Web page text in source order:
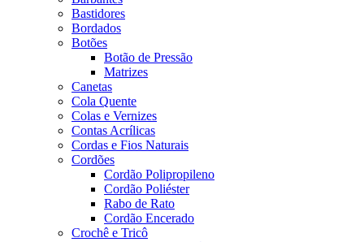
Bastidores
Bordados
Botões
Botão de Pressão
Matrizes
Canetas
Cola Quente
Colas e Vernizes
Contas Acrílicas
Cordas e Fios Naturais
Cordões
Cordão Polipropileno
Cordão Poliéster
Rabo de Rato
Cordão Encerado
Crochê e Tricô